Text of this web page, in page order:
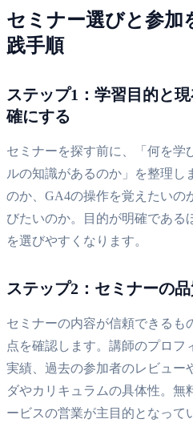
セミナー選びと参加
践手順
ステップ1：学習目的と
確にする
セミナーを探す前に、「何を学
ルの知識があるのか」を整理し
のか、GA4の操作を覚えたいの
びたいのか。目的が明確である
を選びやすくなります。
ステップ2：セミナーの
セミナーの内容が信頼できるも
点を確認します。講師のプロフ
実績、過去の参加者のレビュー
ダやカリキュラムの具体性。無
ービスの営業が主目的となって